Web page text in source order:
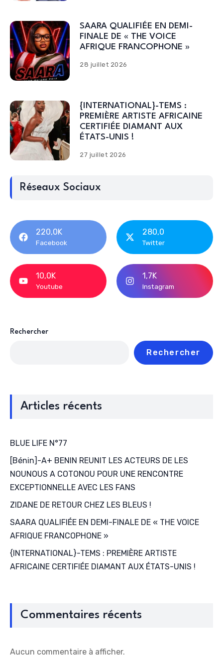
SAARA QUALIFIÉE EN DEMI-
FINALE DE « THE VOICE
AFRIQUE FRANCOPHONE »
28 juillet 2026
{INTERNATIONAL}-TEMS :
PREMIÈRE ARTISTE AFRICAINE
CERTIFIÉE DIAMANT AUX
ÉTATS-UNIS !
27 juillet 2026
Réseaux Sociaux
220,0K
Facebook
280,0
Twitter
10,0K
Youtube
1,7K
Instagram
Rechercher
Rechercher
Articles récents
BLUE LIFE N°77
[Bénin]-A+ BENIN REUNIT LES ACTEURS DE LES
NOUNOUS A COTONOU POUR UNE RENCONTRE
EXCEPTIONNELLE AVEC LES FANS
ZIDANE DE RETOUR CHEZ LES BLEUS !
SAARA QUALIFIÉE EN DEMI-FINALE DE « THE VOICE
AFRIQUE FRANCOPHONE »
{INTERNATIONAL}-TEMS : PREMIÈRE ARTISTE
AFRICAINE CERTIFIÉE DIAMANT AUX ÉTATS-UNIS !
Commentaires récents
Aucun commentaire à afficher.